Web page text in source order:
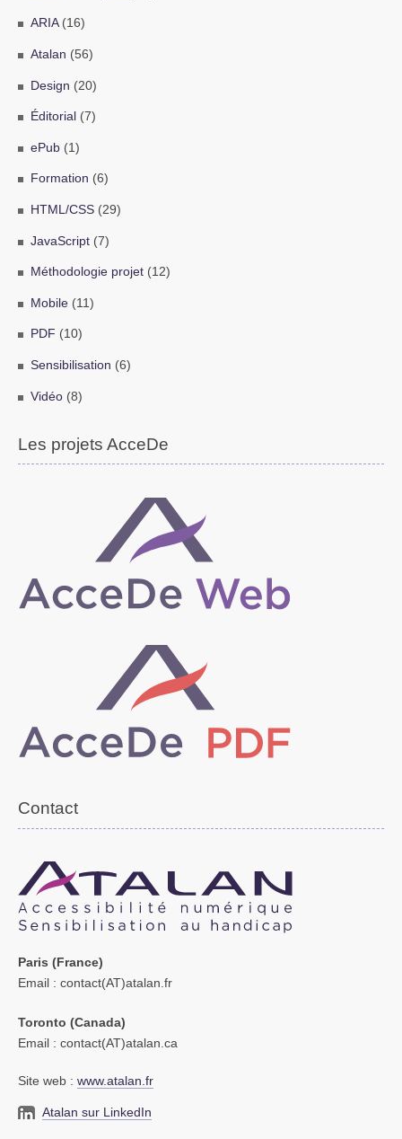
ARIA(16)
Atalan (56)
Design (20)
Éditorial (7)
ePub(1)
Formation (6)
HTML/CSS(29)
JavaScript(7)
Méthodologie projet(12)
Mobile(11)
PDF (10)
Sensibilisation (6)
Vidéo(8)
Les projets AcceDe
Contact
Paris (France)
Email : contact(AT)atalan.fr
Toronto (Canada)
Email : contact(AT)atalan.ca
Site web : www.atalan.fr
Atalan sur LinkedIn